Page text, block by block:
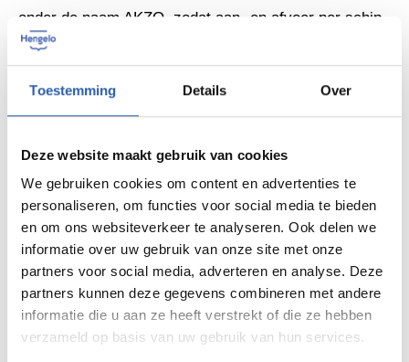
Toestemming Details Over
Deze website maakt gebruik van cookies
We gebruiken cookies om content en advertenties te
personaliseren, om functies voor social media te bieden
en om ons websiteverkeer te analyseren. Ook delen we
informatie over uw gebruik van onze site met onze
partners voor social media, adverteren en analyse. Deze
partners kunnen deze gegevens combineren met andere
informatie die u aan ze heeft verstrekt of die ze hebben
verzameld op basis van uw gebruik van hun services.
onder de naam AKZO, zodat aan- en afvoer per schip
mogelijk werd. De twee fabrieken bestonden jarenlang
gesloten. In Hengelo bestaat deze nog steeds, nu
De route
Deze fietsroute van ca. 44 km brengt je onder andere
door het dorpje Boekelo. Onderweg zal je zien dat de
typische zoutboortorens, maar ook vooral de moderne
groene zouthuisjes het landschap hier bepalen. En wil
je meer weten over het ontstaan en de historie van het